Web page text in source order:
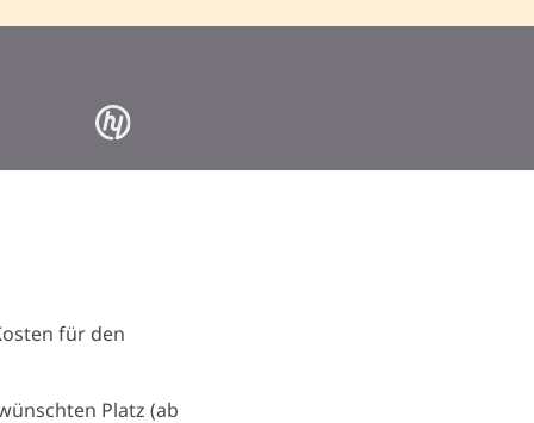
für den
Platz (ab